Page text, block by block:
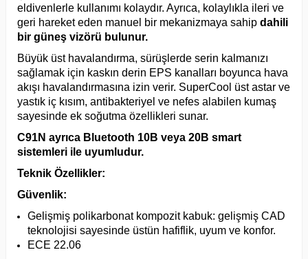
eldivenlerle kullanımı kolaydır. Ayrıca, kolaylıkla ileri ve
geri hareket eden manuel bir mekanizmaya sahip dahili
bir güneş vizörü bulunur.
Büyük üst havalandırma, sürüşlerde serin kalmanızı
sağlamak için kaskın derin EPS kanalları boyunca hava
akışı havalandırmasına izin verir. SuperCool üst astar ve
yastık iç kısım, antibakteriyel ve nefes alabilen kumaş
sayesinde ek soğutma özellikleri sunar.
C91N ayrıca Bluetooth 10B veya 20B smart
sistemleri ile uyumludur.
Teknik Özellikler:
Güvenlik:
Gelişmiş polikarbonat kompozit kabuk: gelişmiş CAD
teknolojisi sayesinde üstün hafiflik, uyum ve konfor.
ECE 22.06